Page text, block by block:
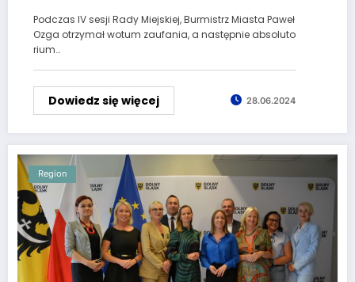
Podczas IV sesji Rady Miejskiej, Burmistrz Miasta Paweł
Ozga otrzymał wotum zaufania, a następnie absoluto
rium…
Dowiedz się więcej 28.06.2024
Region